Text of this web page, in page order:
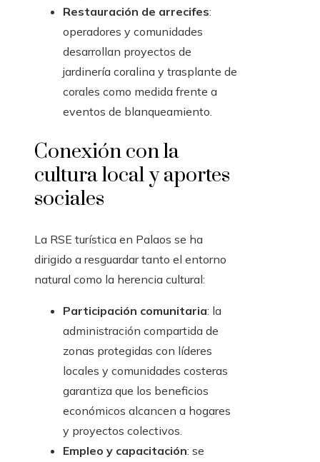
Restauración de arrecifes:
operadores y comunidades
desarrollan proyectos de
jardinería coralina y trasplante de
corales como medida frente a
eventos de blanqueamiento.
Conexión con la
cultura local y aportes
sociales
La RSE turística en Palaos se ha
dirigido a resguardar tanto el entorno
natural como la herencia cultural:
Participación comunitaria: la
administración compartida de
zonas protegidas con líderes
locales y comunidades costeras
garantiza que los beneficios
económicos alcancen a hogares
y proyectos colectivos.
Empleo y capacitación: se